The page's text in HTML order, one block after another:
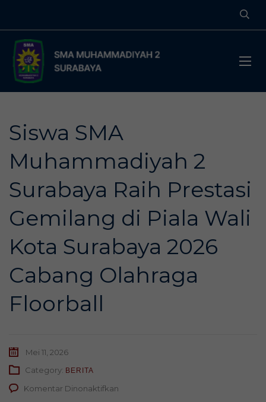
Siswa SMA
Muhammadiyah 2
Surabaya Raih Prestasi
Gemilang di Piala Wali
Kota Surabaya 2026
Cabang Olahraga
Floorball
Mei 11, 2026
Category: BERITA
Komentar Dinonaktifkan